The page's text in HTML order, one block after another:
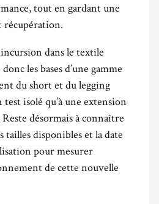
tout en gardant une
dans le textile
les bases d’une gamme
du short et du legging
isolé qu’à une extension
désormais à connaître
tailles disponibles et la date
pour mesurer
de cette nouvelle